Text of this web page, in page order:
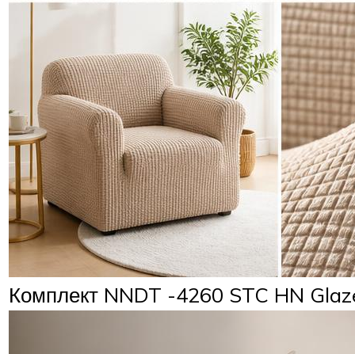
Комплект NNDT -4260 STC HN